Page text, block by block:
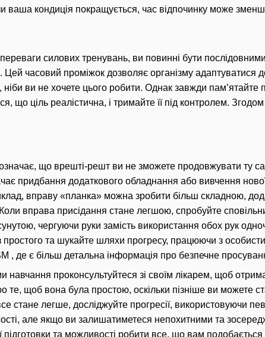
ваша кондиція покращується, час відпочинку може
силових тренувань, ви повинні бути
Цей часовий проміжок дозволяє організму адаптуватися
ніби ви не хочете цього робити. Однак завжди пам’ятайте
що ціль реалістична, і тримайте її під контролем. Згодом
що врешті-решт ви не зможете продовжувати ту
придбання додаткового обладнання або вивчення
вправу «планка» можна зробити більш складною,
Коли вправа присідання стане легшою, спробуйте
чергуючи руки замість використання обох рук
простого та шукайте шляхи прогресу, працюючи з
, де є більш детальна інформація про безпечне
проконсультуйтеся зі своїм лікарем, щоб
те, щоб вона була простою, оскільки пізніше ви можете
стане легше, досліджуйте прогресії, використовуючи
але якщо ви залишатиметеся непохитними та
та можливості робити все, що вам